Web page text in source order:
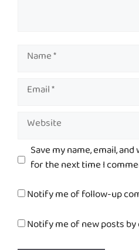
Name
Email
Website
Save my name, email,
for the next time I
Notify me of follow-up
Notify me of new posts